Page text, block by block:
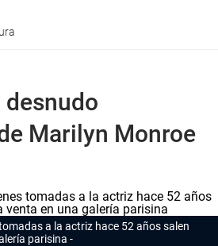
Marilyn Monroe
a la actriz hace 52 años salen
parisina